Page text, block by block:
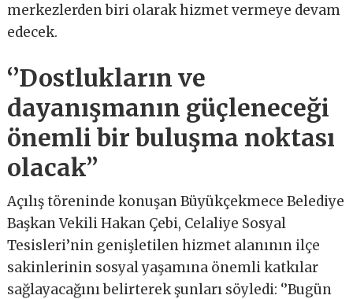
merkezlerden biri olarak hizmet vermeye devam
edecek.
‘’Dostlukların ve
dayanışmanın güçleneceği
önemli bir buluşma noktası
olacak’’
Açılış töreninde konuşan Büyükçekmece Belediye
Başkan Vekili Hakan Çebi, Celaliye Sosyal
Tesisleri’nin genişletilen hizmet alanının ilçe
sakinlerinin sosyal yaşamına önemli katkılar
sağlayacağını belirterek şunları söyledi: ‘’Bugün